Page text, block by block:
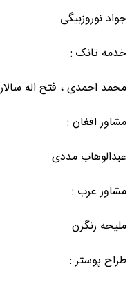
جواد نوروزبیگی
خدمه تانک :
محمد احمدی ، فتح اله
مشاور افغان :
عبدالوهاب مددی
مشاور عرب :
ملیحه رنگرن
طراح پوستر :